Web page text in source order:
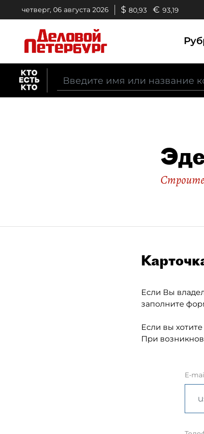
четверг, 06 августа 2026 $ 80,93 € 93,19
Если Вы
заполните
Если вы
При
E-